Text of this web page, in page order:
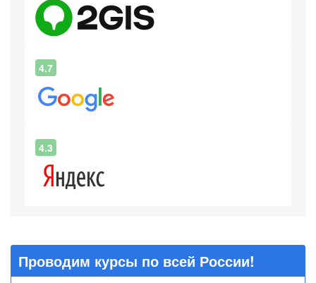
4.7
4.3
Проводим курсы по всей России!